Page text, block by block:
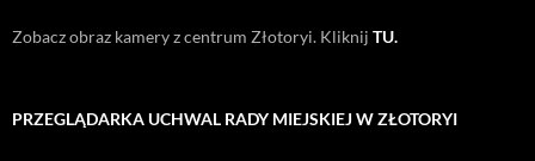
Zobacz obraz kamery z centrum Złotoryi. Kliknij TU.
PRZEGLĄDARKA UCHWAL RADY MIEJSKIEJ W ZŁOTORYI